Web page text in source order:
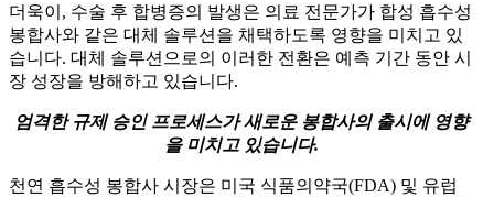
더욱이, 수술 후 합병증의 발생은 의료 전문가가 합성 흡수성
봉합사와 같은 대체 솔루션을 채택하도록 영향을 미치고 있
습니다. 대체 솔루션으로의 이러한 전환은 예측 기간 동안 시
장 성장을 방해하고 있습니다.
엄격한 규제 승인 프로세스가 새로운 봉합사의 출시에 영향
을 미치고 있습니다.
천연 흡수성 봉합사 시장은 미국 식품의약국(FDA) 및 유럽